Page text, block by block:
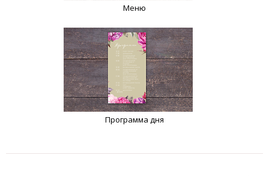
Меню
Программа дня